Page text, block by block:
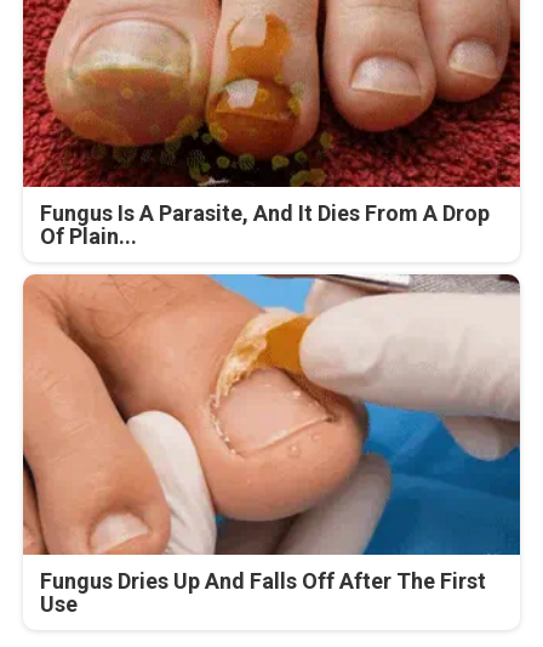
Fungus Is A Parasite, And It Dies From A Drop
Of Plain...
Fungus Dries Up And Falls Off After The First
Use